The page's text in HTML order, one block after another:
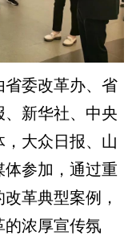
委改革办、省
新华社、中央
大众日报、山
参加，通过重
革典型案例，
浓厚宣传氛